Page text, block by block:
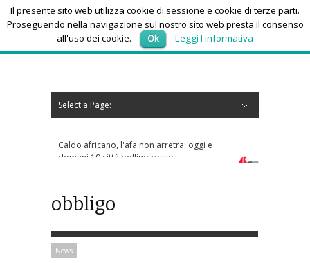
domenica 9, Agosto 2026
Select a Page:
Caldo africano, l'afa non arretra: oggi e
domani 19 città bollino rosso
obbligo
News
Il presente sito web utilizza cookie di sessione e cookie di terze parti.
Proseguendo nella navigazione sul nostro sito web presta il consenso
all'uso dei cookie.
Ok Leggi l informativa